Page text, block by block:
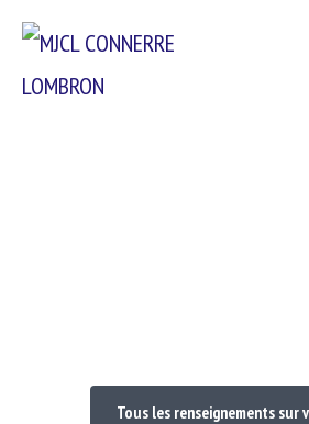
Passer
Tous les renseignements sur